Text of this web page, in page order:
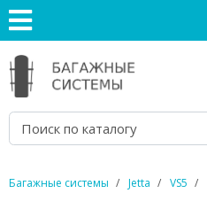
Багажные системы Jetta VS5
Багажники на крышу
Рейлинги на крышу
Боксы на крышу
Велокрепления